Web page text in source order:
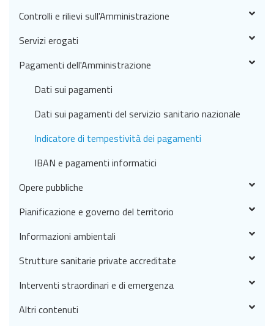
Controlli e rilievi sull'Amministrazione
Servizi erogati
Pagamenti dell'Amministrazione
Dati sui pagamenti
Dati sui pagamenti del servizio sanitario nazionale
Indicatore di tempestività dei pagamenti
IBAN e pagamenti informatici
Opere pubbliche
Pianificazione e governo del territorio
Informazioni ambientali
Strutture sanitarie private accreditate
Interventi straordinari e di emergenza
Altri contenuti